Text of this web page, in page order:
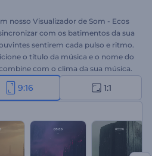
nosso Visualizador de Som - Ecos
com os batimentos da sua
sentirem cada pulso e ritmo.
o título da música e o nome do
com o clima da sua música.
singles, promoções de álbuns
eventos musicais e muito
de seus fãs de música!
9:16 1:1